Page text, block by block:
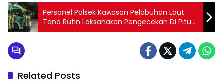
Personel Polsek Kawasan Pelabuhan Laut
Tano Rutin Laksanakan Pengecekan Di Pitu
Keluar Masuk Pelabuhan
Related Posts